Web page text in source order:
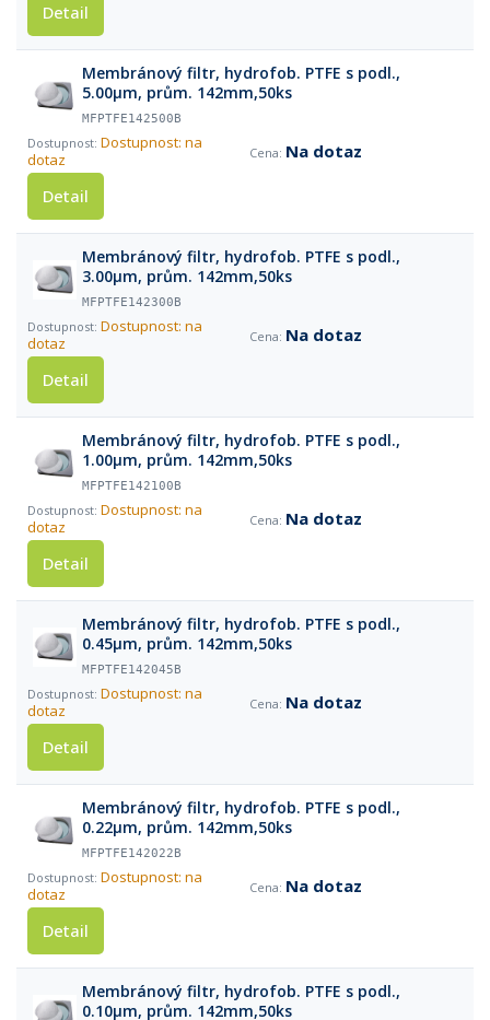
Detail
Membránový filtr, hydrofob. PTFE s podl.,
5.00µm, prům. 142mm,50ks
MFPTFE142500B
Dostupnost: na
dotaz
Na dotaz
Detail
Membránový filtr, hydrofob. PTFE s podl.,
3.00µm, prům. 142mm,50ks
MFPTFE142300B
Dostupnost: na
dotaz
Na dotaz
Detail
Membránový filtr, hydrofob. PTFE s podl.,
1.00µm, prům. 142mm,50ks
MFPTFE142100B
Dostupnost: na
dotaz
Na dotaz
Detail
Membránový filtr, hydrofob. PTFE s podl.,
0.45µm, prům. 142mm,50ks
MFPTFE142045B
Dostupnost: na
dotaz
Na dotaz
Detail
Membránový filtr, hydrofob. PTFE s podl.,
0.22µm, prům. 142mm,50ks
MFPTFE142022B
Dostupnost: na
dotaz
Na dotaz
Detail
Membránový filtr, hydrofob. PTFE s podl.,
0.10µm, prům. 142mm,50ks